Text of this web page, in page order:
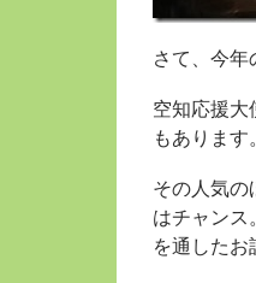
さて、今年
空知応援大
もあります
その人気の
はチャンス
を通したお